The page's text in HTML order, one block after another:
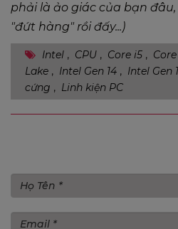
phải là ảo giác của bạn
"đứt hàng" rồi đấy...)
Intel , CPU , Core i5 ,
Lake , Intel Gen 14 , Intel Gen
cứng , Linh kiện PC